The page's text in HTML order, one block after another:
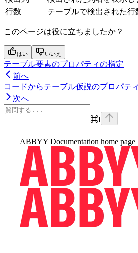
行数
テーブルで検出された行
このページは役に立ちましたか？
はい いいえ
テーブル要素のプロパティの指定
前へ
コードからテーブル仮説のプロパテ
次へ
⌘I
ABBYY Documentation home page